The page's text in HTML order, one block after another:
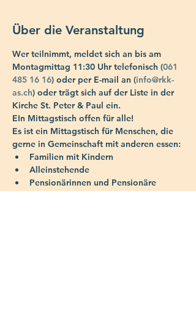
Über die Veranstaltung
Wer teilnimmt, meldet sich an bis am
Montagmittag 11:30 Uhr telefonisch (061
485 16 16) oder per E-mail an (info@rkk-
as.ch) oder trägt sich auf der Liste in der
Kirche St. Peter & Paul ein.
EIn Mittagstisch offen für alle!
Es ist ein Mittagstisch für Menschen, die
gerne in Gemeinschaft mit anderen essen:
Familien mit Kindern
Alleinstehende
Pensionärinnen und Pensionäre